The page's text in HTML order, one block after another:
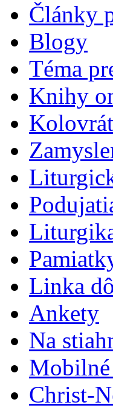
Články
Blogy
Téma
Knihy
Linka
Ankety
Na
Mobilné
Christ-